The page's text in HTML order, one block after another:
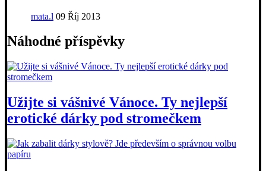
mata.l 09 Říj 2013
Náhodné příspěvky
Užijte si vášnivé Vánoce. Ty nejlepší
erotické dárky pod stromečkem